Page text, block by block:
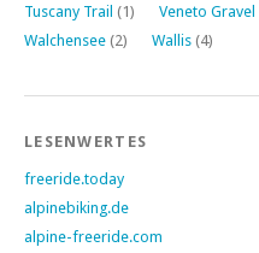
Tuscany Trail (1) Veneto Gravel
Walchensee (2) Wallis (4)
LESENWERTES
freeride.today
alpinebiking.de
alpine-freeride.com